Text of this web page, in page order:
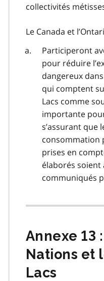
collectivités
Le Canada et
Participeront
pour réduire
dangereux
qui comptent
Lacs comme
importante
s’assurant que
consommation
prises en
élaborés
communiqués
Annexe 13
Nations et
Lacs